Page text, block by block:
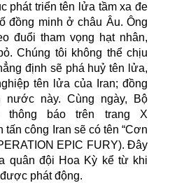
phát triển tên lửa tầm xa đe
đồng minh ở châu Âu. Ông
đuổi tham vọng hạt nhân,
Chúng tôi không thể chịu
định sẽ phá huỷ tên lửa,
tên lửa của Iran; đồng
này. Cùng ngày, Bộ
thông báo trên trang X
tấn công Iran sẽ có tên “Cơn
EPIC FURY). Đây
quân đội Hoa Kỳ kể từ khi
phát động.